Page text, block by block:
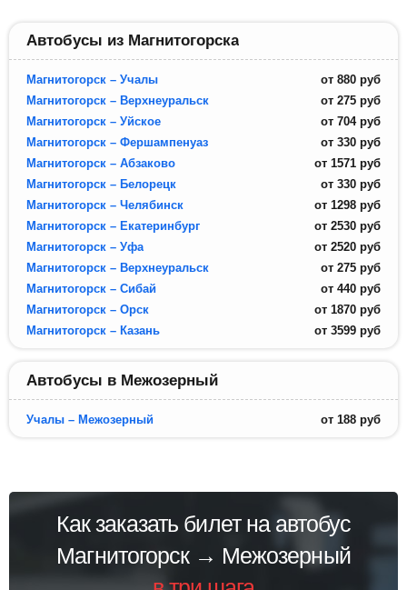
Автобусы из Магнитогорска
Магнитогорск – Учалы от 880 руб
Магнитогорск – Верхнеуральск
от 275 руб
Магнитогорск – Уйское
от 704 руб
Магнитогорск – Фершампенуаз
от 330 руб
Магнитогорск – Абзаково
от 1571 руб
Магнитогорск – Белорецк
от 330 руб
Магнитогорск – Челябинск
от 1298 руб
Магнитогорск – Екатеринбург
от 2530 руб
Магнитогорск – Уфа
от 2520 руб
Магнитогорск – Верхнеуральск
от 275 руб
Магнитогорск – Сибай
от 440 руб
Магнитогорск – Орск
от 1870 руб
Магнитогорск – Казань
от 3599 руб
Автобусы в Межозерный
Учалы – Межозерный от 188 руб
Как заказать билет на автобус
Магнитогорск → Межозерный